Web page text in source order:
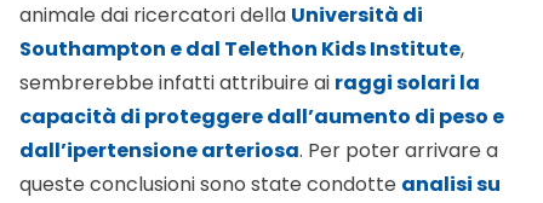
animale dai ricercatori della Università di
Southampton e dal Telethon Kids Institute,
sembrerebbe infatti attribuire ai raggi solari la
capacità di proteggere dall’aumento di peso e
dall’ipertensione arteriosa. Per poter arrivare a
queste conclusioni sono state condotte analisi su